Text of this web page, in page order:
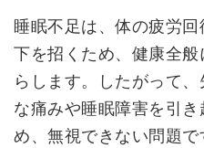
睡眠不足は、体の疲労
下を招くため、健康全
らします。したがって
な痛みや睡眠障害を引
め、無視できない問題で